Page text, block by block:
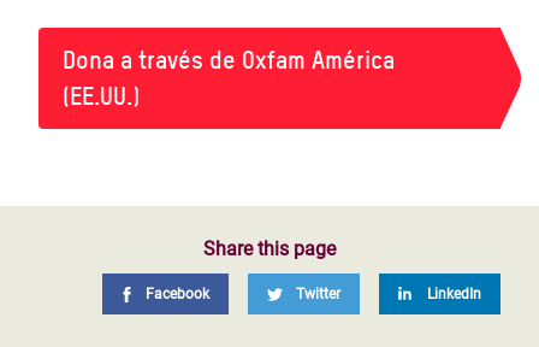
Dona a través de Oxfam América
(EE.UU.)
Share this page
Facebook Twitter LinkedIn